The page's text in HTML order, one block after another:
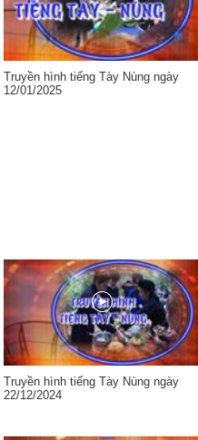
Truyền hình tiếng Tày Nùng ngày
12/01/2025
Truyền hình tiếng Tày Nùng ngày
22/12/2024